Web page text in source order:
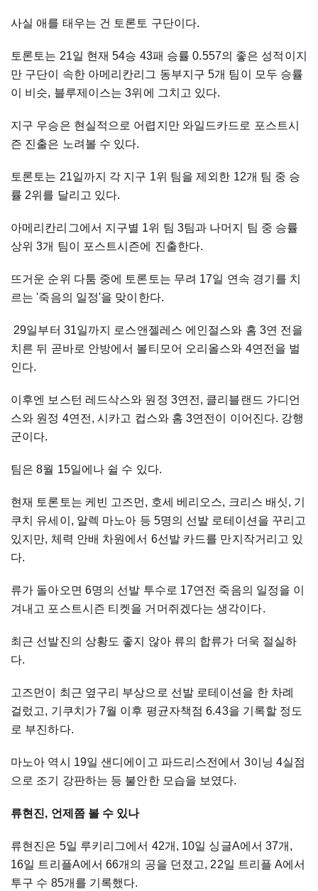
사실 애를 태우는 건 토론토 구단이다.
토론토는 21일 현재 54승 43패 승률 0.557의 좋은 성적이지
만 구단이 속한 아메리칸리그 동부지구 5개 팀이 모두 승률
이 비슷, 블루제이스는 3위에 그치고 있다.
지구 우승은 현실적으로 어렵지만 와일드카드로 포스트시
즌 진출은 노려볼 수 있다.
토론토는 21일까지 각 지구 1위 팀을 제외한 12개 팀 중 승
률 2위를 달리고 있다.
아메리칸리그에서 지구별 1위 팀 3팀과 나머지 팀 중 승률
상위 3개 팀이 포스트시즌에 진출한다.
뜨거운 순위 다툼 중에 토론토는 무려 17일 연속 경기를 치
르는 '죽음의 일정'을 맞이한다.
29일부터 31일까지 로스앤젤레스 에인절스와 홈 3연 전을
치른 뒤 곧바로 안방에서 볼티모어 오리올스와 4연전을 벌
인다.
이후엔 보스턴 레드삭스와 원정 3연전, 클리블랜드 가디언
스와 원정 4연전, 시카고 컵스와 홈 3연전이 이어진다. 강행
군이다.
팀은 8월 15일에나 쉴 수 있다.
현재 토론토는 케빈 고즈먼, 호세 베리오스, 크리스 배싯, 기
쿠치 유세이, 알렉 마노아 등 5명의 선발 로테이션을 꾸리고
있지만, 체력 안배 차원에서 6선발 카드를 만지작거리고 있
다.
류가 돌아오면 6명의 선발 투수로 17연전 죽음의 일정을 이
겨내고 포스트시즌 티켓을 거머쥐겠다는 생각이다.
최근 선발진의 상황도 좋지 않아 류의 합류가 더욱 절실하
다.
고즈먼이 최근 옆구리 부상으로 선발 로테이션을 한 차례
걸렀고, 기쿠치가 7월 이후 평균자책점 6.43을 기록할 정도
로 부진하다.
마노아 역시 19일 샌디에이고 파드리스전에서 3이닝 4실점
으로 조기 강판하는 등 불안한 모습을 보였다.
류현진, 언제쯤 볼 수 있나
류현진은 5일 루키리그에서 42개, 10일 싱글A에서 37개,
16일 트리플A에서 66개의 공을 던졌고, 22일 트리플 A에서
투구 수 85개를 기록했다.